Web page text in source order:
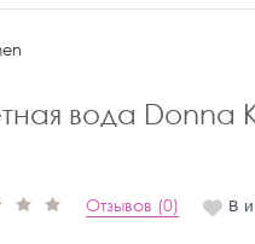
вода Donna
Отзывов (0) В